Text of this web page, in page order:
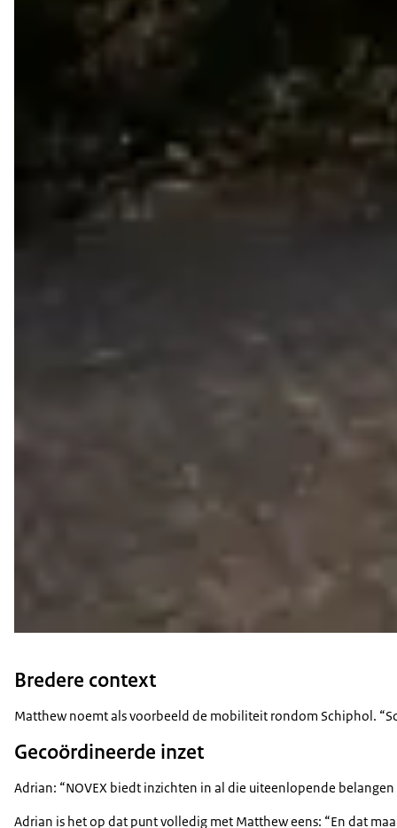
Bredere context
Matthew noemt als voorbeeld de mobiliteit rondom Schiphol.
Gecoördineerde inzet
Adrian: “NOVEX biedt inzichten in al die uiteenlopende
Adrian is het op dat punt volledig met Matthew eens: “En dat